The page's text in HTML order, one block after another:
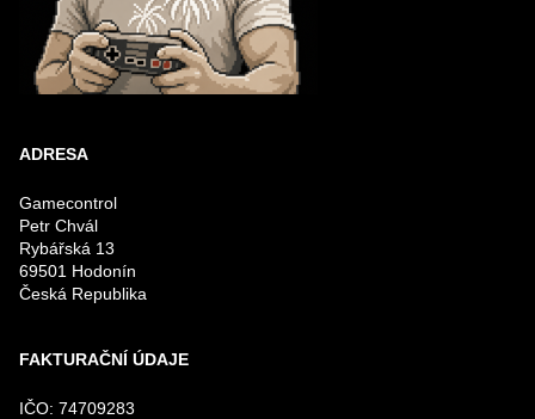
ADRESA
Gamecontrol
Petr Chvál
Rybářská 13
69501 Hodonín
Česká Republika
FAKTURAČNÍ ÚDAJE
IČO: 74709283